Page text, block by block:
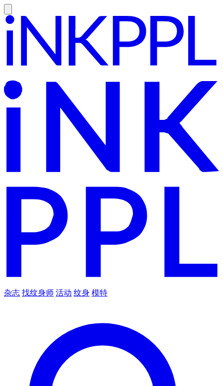
杂志 找纹身师 活动 纹身 模特